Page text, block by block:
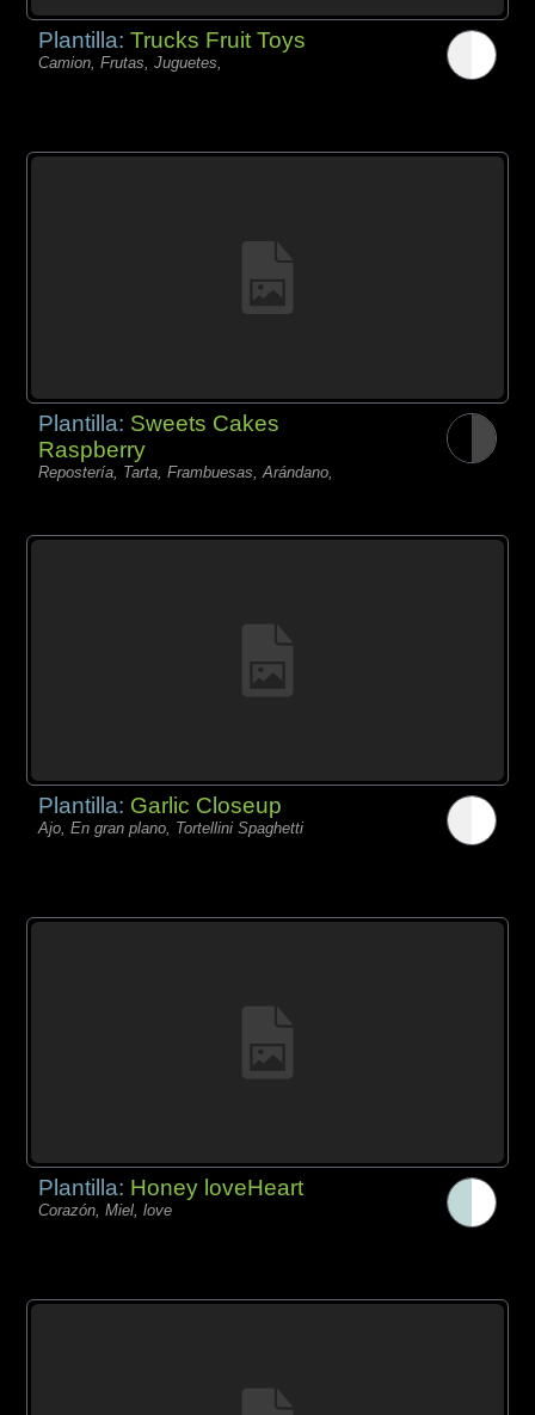
Plantilla:Trucks Fruit Toys
Camion, Frutas, Juguetes,
Plantilla: Sweets Cakes
Raspberry
Repostería, Tarta, Frambuesas, Arándano,
Plantilla: Garlic Closeup
Ajo, En gran plano, Tortellini Spaghetti
Plantilla: Honey loveHeart
Corazón, Miel, love